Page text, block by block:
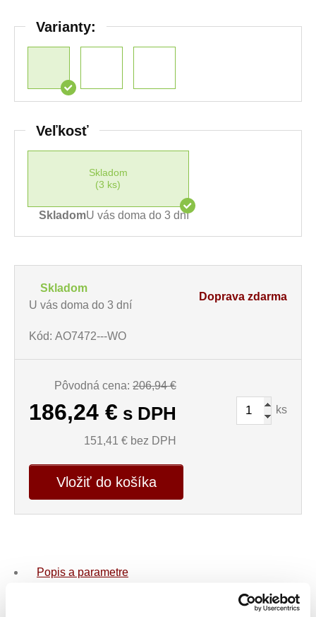
Varianty:
Veľkosť
Skladom
(3 ks)
SkladomU vás doma do 3 dní
Skladom
U vás doma do 3 dní
Doprava zdarma
Kód: AO7472---WO
Pôvodná cena: 206,94 €
186,24 € s DPH
151,41 € bez DPH
ks
Vložiť do košíka
Popis a parametre